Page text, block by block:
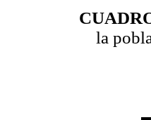
la